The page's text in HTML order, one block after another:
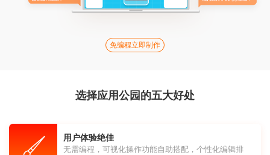
免编程立即制作
选择应用公园的五大好处
用户体验绝佳
无需编程，可视化操作功能自助搭配，个性化编辑排